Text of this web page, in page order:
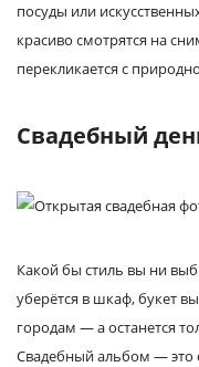
посуды или
красиво смотрятся на
перекликается с
Свадебный
Какой бы стиль вы ни
уберётся в шкаф, букет
городам — а останется
Свадебный альбом — это